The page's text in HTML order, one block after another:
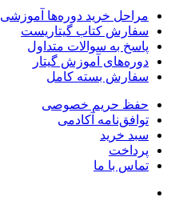
مراحل خرید دوره‌ها آموزشی
سفارش کتاب گیتاریست
پاسخ به سوالات متداول
دوره‌های آموزش گیتار
سفارش بسته کامل
حفظ حریم خصوصی
توافق‌نامه آکادمی
سبد خرید
پرداخت
تماس با ما